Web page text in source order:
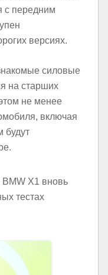
с передним
версиях.
силовые
на старших
не менее
включая
будут